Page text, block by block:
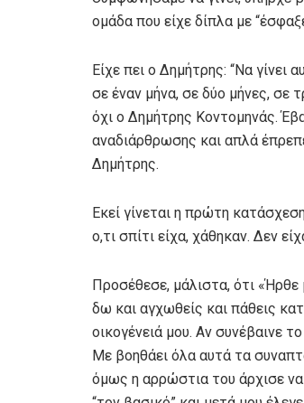
ομάδα που είχε δίπλα με
Είχε πει ο Δημήτρης: “Να γίνει
σε έναν μήνα, σε δύο μήνες, σε
όχι ο Δημήτρης Κοντομηνάς.
αναδιάρθρωσης και απλά
Δημήτρης.
Εκεί γίνεται η πρώτη
ο,τι σπίτι είχα, χάθηκαν. Δεν
Προσέθεσε, μάλιστα, ότι «Ήρθε
δω και αγχωθείς και πάθεις
οικογένειά μου. Αν συνέβαινε
Με βοηθάει όλα αυτά τα
όμως η αρρώστια του άρχισε